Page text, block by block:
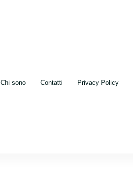
Chi sono Contatti Privacy Policy